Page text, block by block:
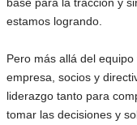
estamos logrando.
Pero más allá del
empresa, socios y
liderazgo tanto para
tomar las decisiones y